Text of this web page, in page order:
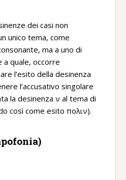
dei casi non
unico tema, come
ma a uno di
quale, occorre
l’esito della desinenza
l’accusativo singolare
la desinenza ν al tema di
così come esito πολιν).